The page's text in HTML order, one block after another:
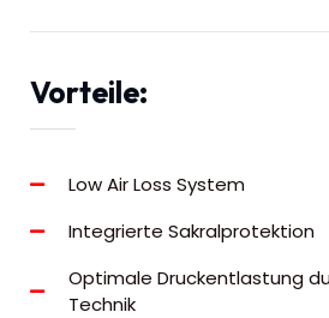
Vorteile:
Low Air Loss System
Integrierte Sakralprotektion
Optimale Druckentlastung
Technik